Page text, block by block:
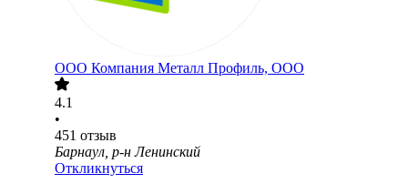
ООО Компания Металл Профиль, OOO
4.1
•
451 отзыв
Барнаул, р-н Ленинский
Откликнуться